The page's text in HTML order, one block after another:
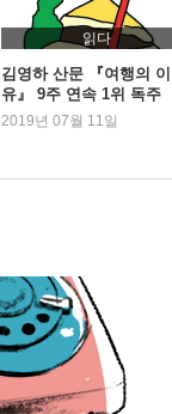
읽다
김영하 산문 『여행의 이
유』 9주 연속 1위 독주
2019년 07월 11일